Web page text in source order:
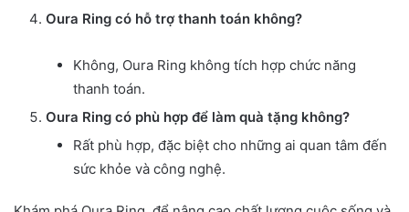
Oura Ring có hỗ trợ thanh toán không?
Không, Oura Ring không tích hợp chức năng
thanh toán.
Oura Ring có phù hợp để làm quà tặng không?
Rất phù hợp, đặc biệt cho những ai quan tâm đến
sức khỏe và công nghệ.